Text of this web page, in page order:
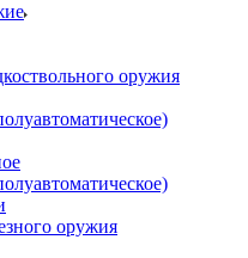
оружия
оружия